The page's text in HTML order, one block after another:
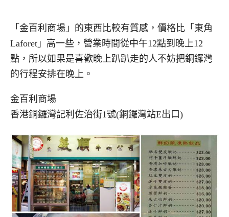
「金百利商場」的東西比較有質感，價格比「東角
Laforet」高一些，營業時間從中午12點到晚上12
點，所以如果是喜歡晚上趴趴走的人不妨把銅鑼灣
的行程安排在晚上。
金百利商場
香港銅鑼灣記利佐治街1號(銅鑼灣站E出口)